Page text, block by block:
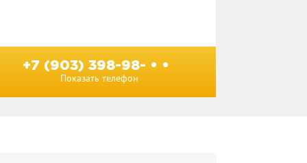
+7 (903) 398-98- • •
Показать телефон